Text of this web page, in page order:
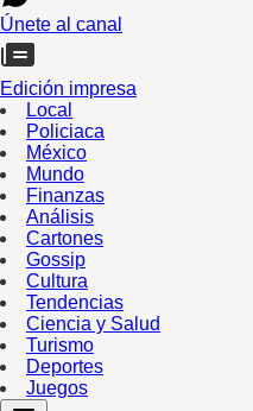
Únete al canal
Edición impresa
Local
Policiaca
México
Mundo
Finanzas
Análisis
Cartones
Gossip
Cultura
Tendencias
Ciencia y Salud
Turismo
Deportes
Juegos